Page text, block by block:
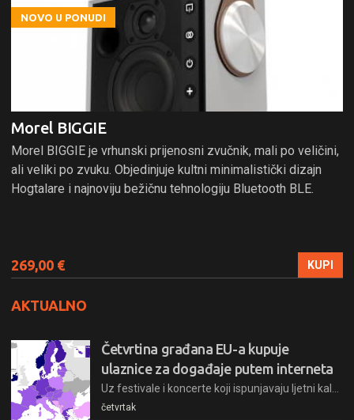
NOVO U PONUDI
Morel BIGGIE
Morel BIGGIE je vrhunski prijenosni zvučnik, mali po veličini,
ali veliki po zvuku. Objedinjuje kultni minimalistički dizajn
Hogtalare i najnoviju bežičnu tehnologiju Bluetooth BLE.
269,00 € KUPI
AKTUALNO
Četvrtina građana EU-a kupuje
ulaznice za događaje putem interneta
četvrtak